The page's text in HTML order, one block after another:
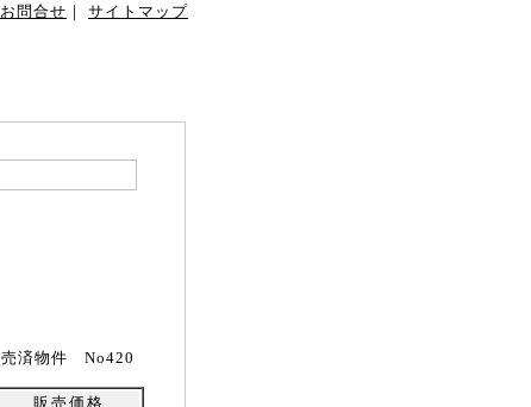
お問合せ ｜ サイトマップ
売済物件 No420
販売価格